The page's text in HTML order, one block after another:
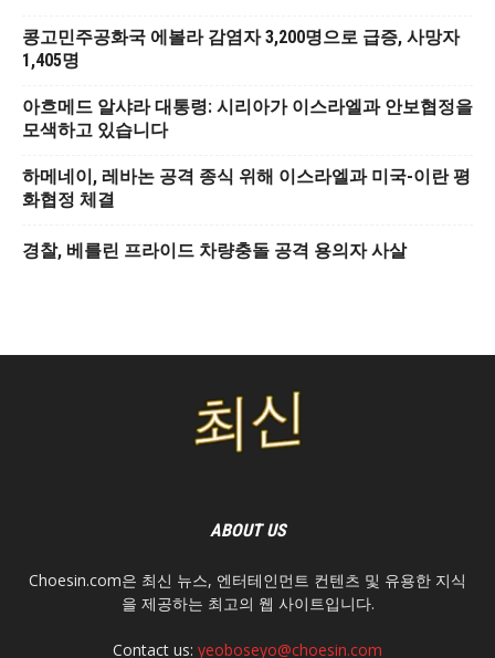
콩고민주공화국 에볼라 감염자 3,200명으로 급증, 사망자
1,405명
아흐메드 알샤라 대통령: 시리아가 이스라엘과 안보협정을
모색하고 있습니다
하메네이, 레바논 공격 종식 위해 이스라엘과 미국-이란 평
화협정 체결
경찰, 베를린 프라이드 차량충돌 공격 용의자 사살
ABOUT US
Choesin.com은 최신 뉴스, 엔터테인먼트 컨텐츠 및 유용한 지식
을 제공하는 최고의 웹 사이트입니다.
Contact us: yeoboseyo@choesin.com